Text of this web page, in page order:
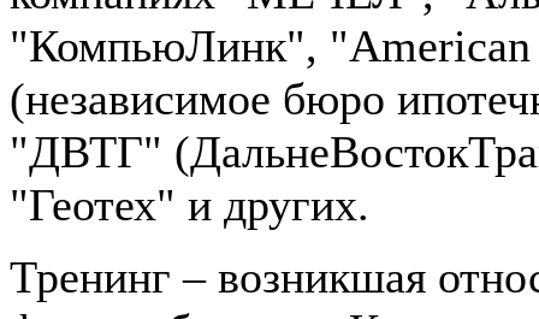
"КомпьюЛинк",
(независимое бюро
"ДВТГ"
"Геотех" и других.
Тренинг – возникшая